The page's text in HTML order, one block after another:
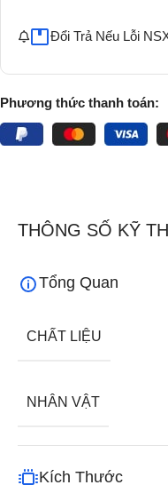
Đổi Trả Nếu Lỗi
Phương thức thanh toán:
THÔNG SỐ KỸ
Tổng Quan
CHẤT LIỆU
NHÂN VẬT
Kích Thước